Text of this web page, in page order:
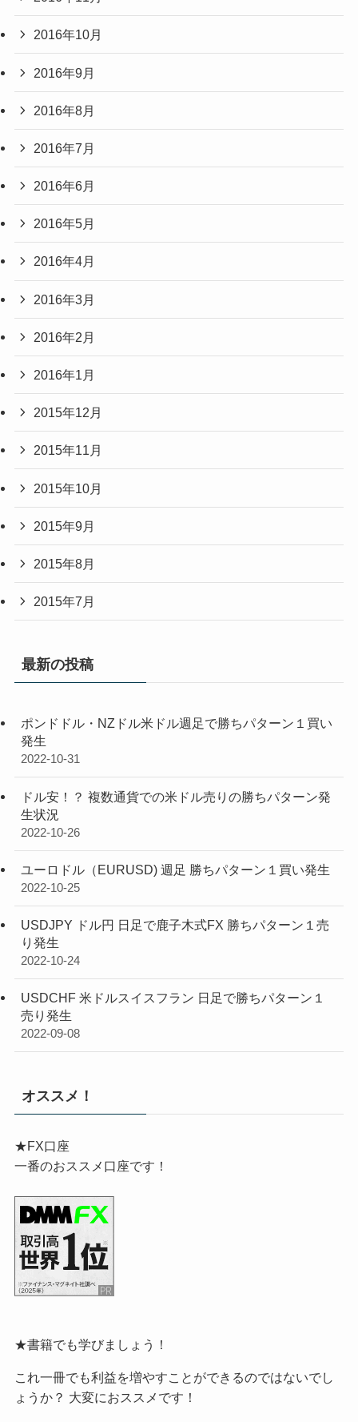
2016年10月
2016年9月
2016年8月
2016年7月
2016年6月
2016年5月
2016年4月
2016年3月
2016年2月
2016年1月
2015年12月
2015年11月
2015年10月
2015年9月
2015年8月
2015年7月
最新の投稿
ポンドドル・NZドル米ドル週足で勝ちパターン１買い
発生
2022-10-31
ドル安！？ 複数通貨での米ドル売りの勝ちパターン発
生状況
2022-10-26
ユーロドル（EURUSD) 週足 勝ちパターン１買い発生
2022-10-25
USDJPY ドル円 日足で鹿子木式FX 勝ちパターン１売
り発生
2022-10-24
USDCHF 米ドルスイスフラン 日足で勝ちパターン１
売り発生
2022-09-08
オススメ！
★FX口座
一番のおススメ口座です！
★書籍でも学びましょう！
これ一冊でも利益を増やすことができるのではないでし
ょうか？ 大変におススメです！